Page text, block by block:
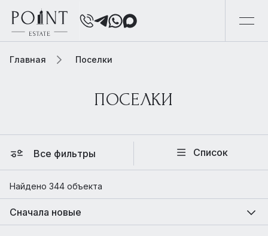
Главная Поселки
ПОСЕЛКИ
Все фильтры Список
Найдено 344 объекта
Сначала новые